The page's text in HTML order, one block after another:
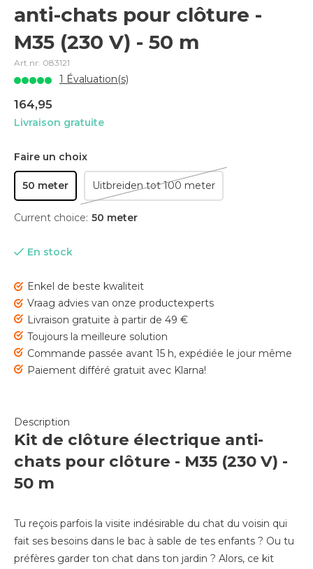
anti-chats pour clôture -
M35 (230 V) - 50 m
Art.nr: 083121
1 Évaluation(s)
164,95
Livraison gratuite
Faire un choix
50 meter Uitbreiden tot 100 meter
Current choice: 50 meter
En stock
Enkel de beste kwaliteit
Vraag advies van onze productexperts
Livraison gratuite à partir de 49 €
Toujours la meilleure solution
Commande passée avant 15 h, expédiée le jour même
Paiement différé gratuit avec Klarna!
Description
Kit de clôture électrique anti-
chats pour clôture - M35 (230 V) -
50 m
Tu reçois parfois la visite indésirable du chat du voisin qui
fait ses besoins dans le bac à sable de tes enfants ? Ou tu
préfères garder ton chat dans ton jardin ? Alors, ce kit